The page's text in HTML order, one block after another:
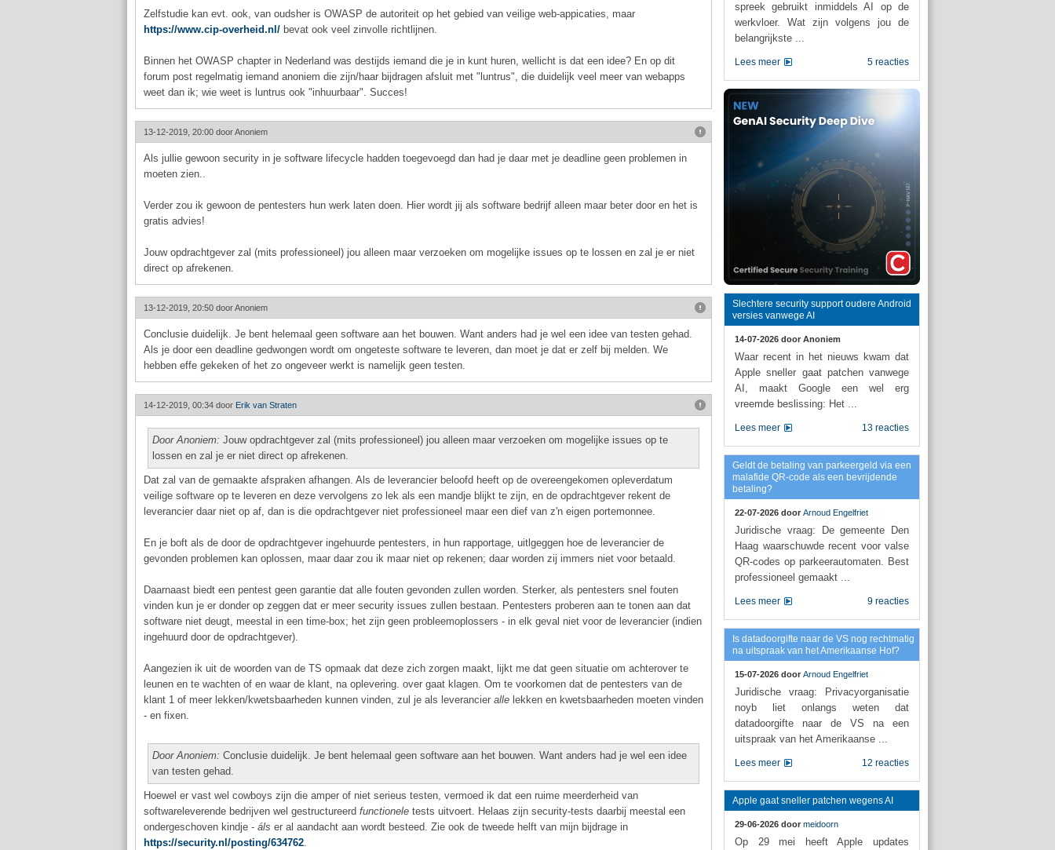
Zelfstudie kan evt. ook, van oudsher is OWASP de autoriteit op het gebied van veilige web-appicaties, maar
https://www.cip-overheid.nl/ bevat ook veel zinvolle richtlijnen.
Binnen het OWASP chapter in Nederland was destijds iemand die je in kunt huren, wellicht is dat een idee? En op dit
forum post regelmatig iemand anoniem die zijn/haar bijdragen afsluit met "luntrus", die duidelijk veel meer van webapps
weet dan ik; wie weet is luntrus ook "inhuurbaar". Succes!
13-12-2019, 20:00 doorAnoniem
Als jullie gewoon security in je software lifecycle hadden toegevoegd dan had je daar met je deadline geen problemen in
moeten zien..
Verder zou ik gewoon de pentesters hun werk laten doen. Hier wordt jij als software bedrijf alleen maar beter door en het is
gratis advies!
Jouw opdrachtgever zal (mits professioneel) jou alleen maar verzoeken om mogelijke issues op te lossen en zal je er niet
direct op afrekenen.
13-12-2019, 20:50 doorAnoniem
Conclusie duidelijk. Je bent helemaal geen software aan het bouwen. Want anders had je wel een idee van testen gehad.
Als je door een deadline gedwongen wordt om ongeteste software te leveren, dan moet je dat er zelf bij melden. We
hebben effe gekeken of het zo ongeveer werkt is namelijk geen testen.
14-12-2019, 00:34 door Erik van Straten
Door Anoniem: Jouw opdrachtgever zal (mits professioneel) jou alleen maar verzoeken om mogelijke issues op te
lossen en zal je er niet direct op afrekenen.
Dat zal van de gemaakte afspraken afhangen. Als de leverancier beloofd heeft op de overeengekomen opleverdatum
veilige software op te leveren en deze vervolgens zo lek als een mandje blijkt te zijn, en de opdrachtgever rekent de
leverancier daar niet op af, dan is die opdrachtgever niet professioneel maar een dief van z'n eigen portemonnee.
En je boft als de door de opdrachtgever ingehuurde pentesters, in hun rapportage, uitlgeggen hoe de leverancier de
gevonden problemen kan oplossen, maar daar zou ik maar niet op rekenen; daar worden zij immers niet voor betaald.
Daarnaast biedt een pentest geen garantie dat alle fouten gevonden zullen worden. Sterker, als pentesters snel fouten
vinden kun je er donder op zeggen dat er meer security issues zullen bestaan. Pentesters proberen aan te tonen aan dat
software niet deugt, meestal in een time-box; het zijn geen probleemoplossers - in elk geval niet voor de leverancier (indien
ingehuurd door de opdrachtgever).
Aangezien ik uit de woorden van de TS opmaak dat deze zich zorgen maakt, lijkt me dat geen situatie om achterover te
leunen en te wachten of en waar de klant, na oplevering. over gaat klagen. Om te voorkomen dat de pentesters van de
klant 1 of meer lekken/kwetsbaarheden kunnen vinden, zul je als leverancier alle lekken en kwetsbaarheden moeten vinden
- en fixen.
Door Anoniem: Conclusie duidelijk. Je bent helemaal geen software aan het bouwen. Want anders had je wel een idee
van testen gehad.
Hoewel er vast wel cowboys zijn die amper of niet serieus testen, vermoed ik dat een ruime meerderheid van
softwareleverende bedrijven wel gestructureerd functionele tests uitvoert. Helaas zijn security-tests daarbij meestal een
ondergeschoven kindje - áls er al aandacht aan wordt besteed. Zie ook de tweede helft van mijn bijdrage in
https://security.nl/posting/634762.
spreek gebruikt inmiddels AI op de
werkvloer. Wat zijn volgens jou de
belangrijkste ...
5 reacties
Lees meer
Slechtere security support oudere Android
versies vanwege AI
14-07-2026 door Anoniem
Waar recent in het nieuws kwam dat
Apple sneller gaat patchen vanwege
AI, maakt Google een wel erg
vreemde beslissing: Het ...
13 reacties
Lees meer
Geldt de betaling van parkeergeld via een
malafide QR-code als een bevrijdende
betaling?
22-07-2026 door Arnoud Engelfriet
Juridische vraag: De gemeente Den
Haag waarschuwde recent voor valse
QR-codes op parkeerautomaten. Best
professioneel gemaakt ...
9 reacties
Lees meer
Is datadoorgifte naar de VS nog rechtmatig
na uitspraak van het Amerikaanse Hof?
15-07-2026 door Arnoud Engelfriet
Juridische vraag: Privacyorganisatie
noyb liet onlangs weten dat
datadoorgifte naar de VS na een
uitspraak van het Amerikaanse ...
12 reacties
Lees meer
Apple gaat sneller patchen wegens AI
29-06-2026 door meidoorn
Op 29 mei heeft Apple updates